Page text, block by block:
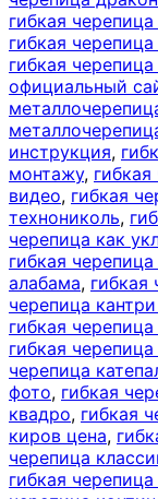
гибкая черепица
гибкая
гибкая
официальный
инструкция,
монтажу,
видео, гибкая
технониколь,
черепица как
гибкая
алабама, гибкая
черепица
гибкая черепица
гибкая
черепица
фото, гибкая
квадро, гибкая
киров цена,
черепица
гибкая